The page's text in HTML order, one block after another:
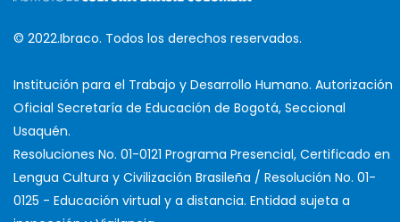
© 2022.Ibraco. Todos los derechos reservados.
Institución para el Trabajo y Desarrollo Humano. Autorización
Oficial Secretaría de Educación de Bogotá, Seccional
Usaquén.
Resoluciones No. 01-0121 Programa Presencial, Certificado en
Lengua Cultura y Civilización Brasileña / Resolución No. 01-
0125 - Educación virtual y a distancia. Entidad sujeta a